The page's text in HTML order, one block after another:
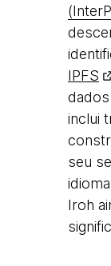
IPFS
dados
inclui
seu
Iroh